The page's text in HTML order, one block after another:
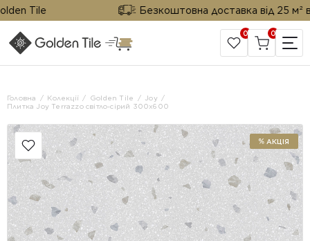
Tile Безкоштовна доставка від 25 м² від
САЙТ КОМПАНІЇ
0 0
Головна Колекції Golden Tile
Joy
Плитка Joy Terrazzo світло-сірий 300x600